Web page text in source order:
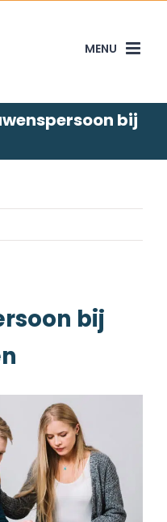
bij
bij